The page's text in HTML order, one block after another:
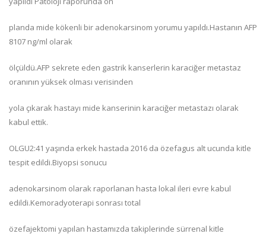
planda mide kökenli bir adenokarsinom yorumu yapıldı.Hastanın AFP
8107 ng/ml olarak
ölçüldü.AFP sekrete eden gastrik kanserlerin karaciğer metastaz
oranının yüksek olması verisinden
yola çıkarak hastayı mide kanserinin karaciğer metastazı olarak
kabul ettik.
OLGU2:41 yaşında erkek hastada 2016 da özefagus alt ucunda kitle
tespit edildi.Biyopsi sonucu
adenokarsinom olarak raporlanan hasta lokal ileri evre kabul
edildi.Kemoradyoterapi sonrası total
özefajektomi yapılan hastamızda takiplerinde sürrenal kitle